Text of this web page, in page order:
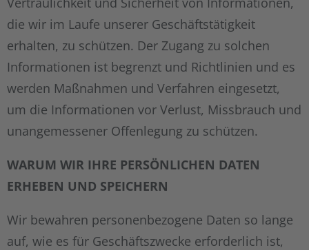
die wir im Laufe unserer Geschäftstätigkeit
erhalten, zu schützen. Der Zugang zu solchen
Informationen ist begrenzt und Richtlinien und es
werden Maßnahmen und Verfahren eingesetzt,
um die Informationen vor Verlust, Missbrauch und
unangemessener Offenlegung zu schützen.
WARUM WIR IHRE PERSÖNLICHEN DATEN
ERHEBEN UND SPEICHERN
Wir bewahren personenbezogene Daten so lange
auf, wie es für Geschäftszwecke erforderlich ist,